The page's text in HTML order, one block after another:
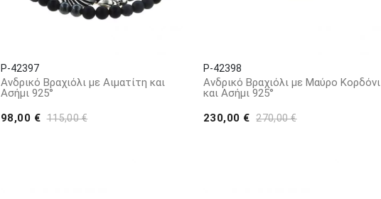
P-42397
Ανδρικό Βραχιόλι με Αιματίτη και
Ασήμι 925°
98,00 € 115,00 €
P-42398
Ανδρικό Βραχιόλι με Μαύρο Κορδόνι
και Ασήμι 925°
230,00 € 270,00 €